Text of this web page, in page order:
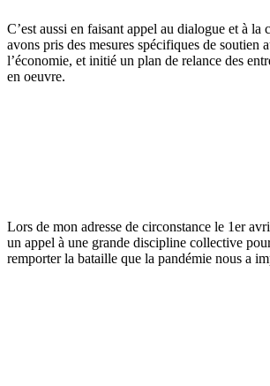
C’est aussi en faisant appel au dialogue et à la
avons pris des mesures spécifiques de soutien
l’économie, et initié un plan de relance des
en oeuvre.
Lors de mon adresse de circonstance le 1er
un appel à une grande discipline collective
remporter la bataille que la pandémie nous a